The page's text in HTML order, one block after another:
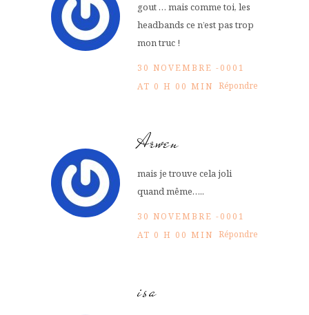
gout … mais comme toi, les
headbands ce n’est pas trop
mon truc !
30 NOVEMBRE -0001
AT 0 H 00 MIN Répondre
Arwen
mais je trouve cela joli
quand même…..
30 NOVEMBRE -0001
AT 0 H 00 MIN Répondre
isa